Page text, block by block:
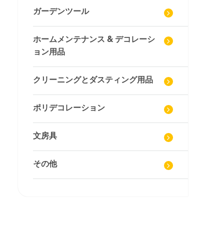
ガーデンツール
ホームメンテナンス & デコレーシ
ョン用品
クリーニングとダスティング用品
ポリデコレーション
文房具
その他